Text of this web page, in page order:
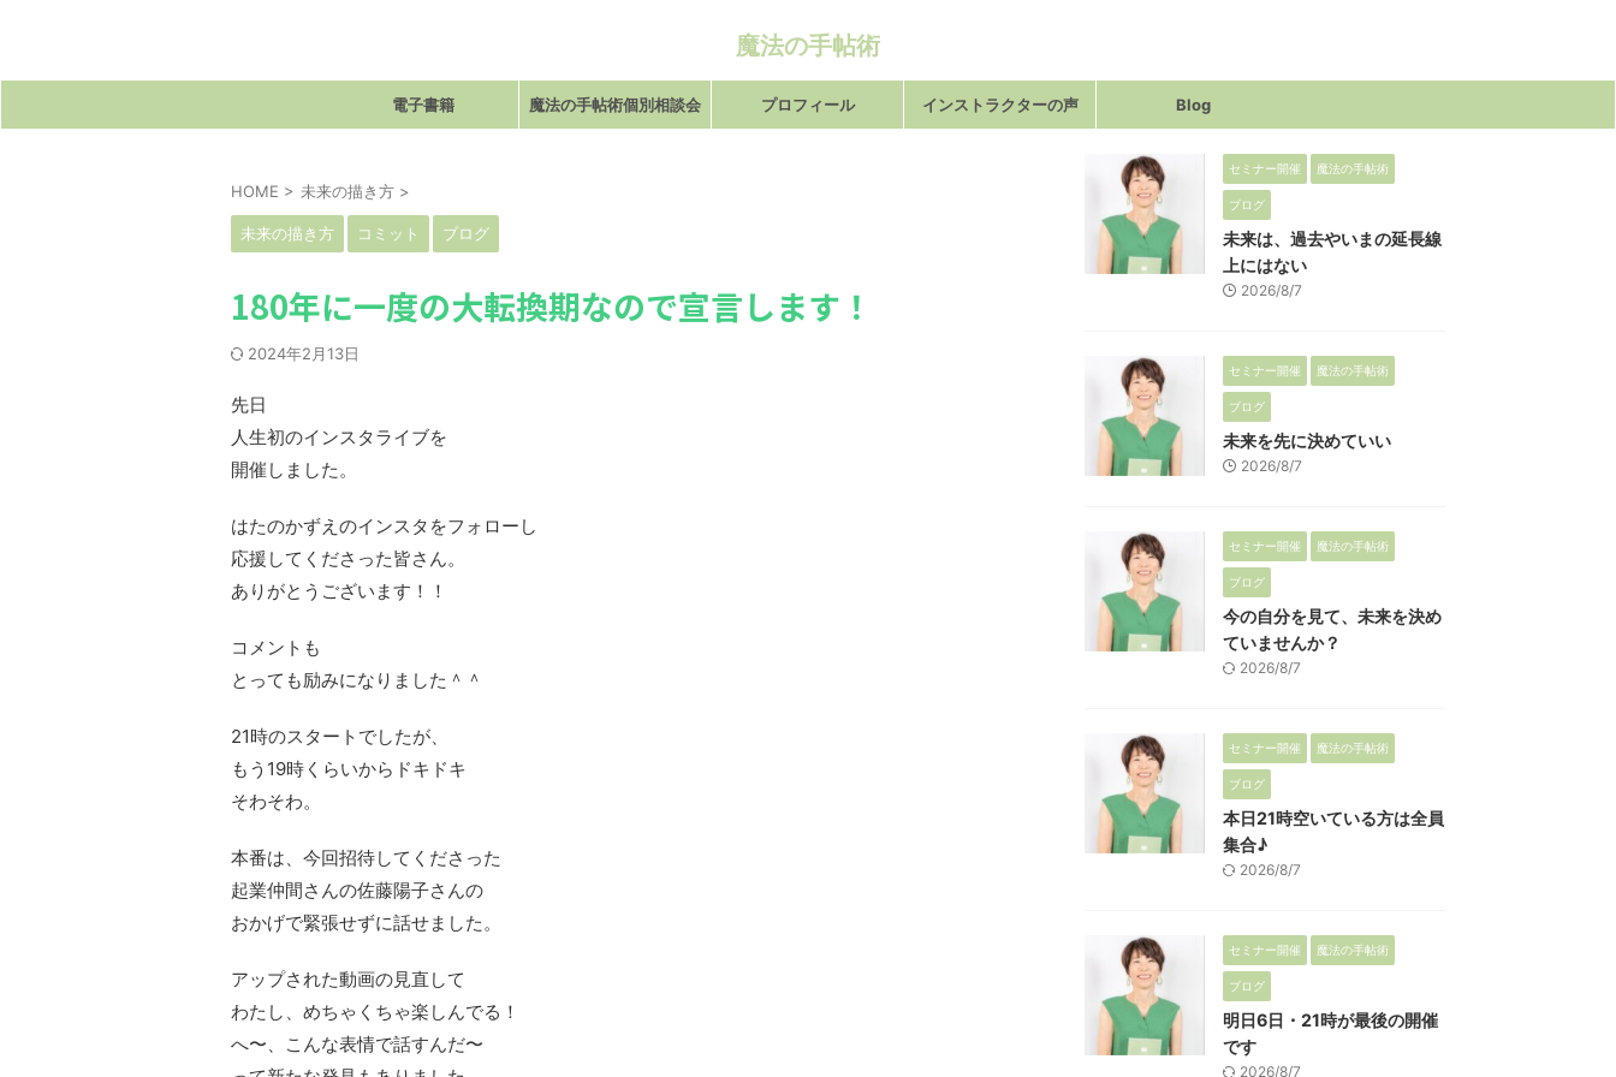
魔法の手帖術
電子書籍 魔法の手帖術個別相談会 プロフィール インストラクターの声 Blog
HOME > 未来の描き方 >
未来の描き方 コミット ブログ
180年に一度の大転換期なので宣言します！
2024年2月13日
先日
人生初のインスタライブを
開催しました。
はたのかずえのインスタをフォローし
応援してくださった皆さん。
ありがとうございます！！
コメントも
とっても励みになりました＾＾
21時のスタートでしたが、
もう19時くらいからドキドキ
そわそわ。
本番は、今回招待してくださった
起業仲間さんの佐藤陽子さんの
おかげで緊張せずに話せました。
アップされた動画の見直して
わたし、めちゃくちゃ楽しんでる！
へ〜、こんな表情で話すんだ〜
セミナー開催 魔法の手帖術
ブログ
未来は、過去やいまの延長線
上にはない
2026/8/7
セミナー開催 魔法の手帖術
ブログ
未来を先に決めていい
2026/8/7
セミナー開催 魔法の手帖術
ブログ
今の自分を見て、未来を決め
ていませんか？
2026/8/7
セミナー開催 魔法の手帖術
ブログ
本日21時空いている方は全員
集合♪
2026/8/7
セミナー開催 魔法の手帖術
ブログ
明日6日・21時が最後の開催
です
2026/8/7